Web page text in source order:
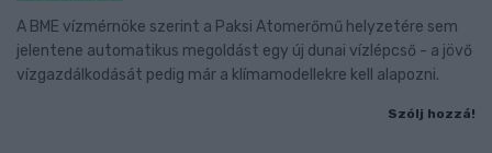
A BME vízmérnöke szerint a Paksi Atomerőmű helyzetére sem
jelentene automatikus megoldást egy új dunai vízlépcső - a jövő
vízgazdálkodását pedig már a klímamodellekre kell alapozni.
Szólj hozzá!